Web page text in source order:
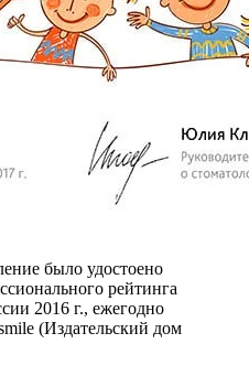
было удостоено
рейтинга
2016 г., ежегодно
(Издательский дом